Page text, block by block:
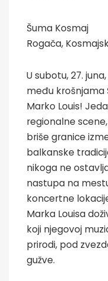
Šuma Kosmaj
Rogača,
U subotu, 27.
među krošnjama
Marko Louis!
regionalne
briše granice
balkanske
nikoga ne
nastupa na
koncertne
Marka Louisa
koji njegovoj
prirodi, pod
gužve.